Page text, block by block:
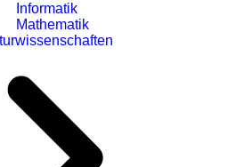
Informatik
Mathematik